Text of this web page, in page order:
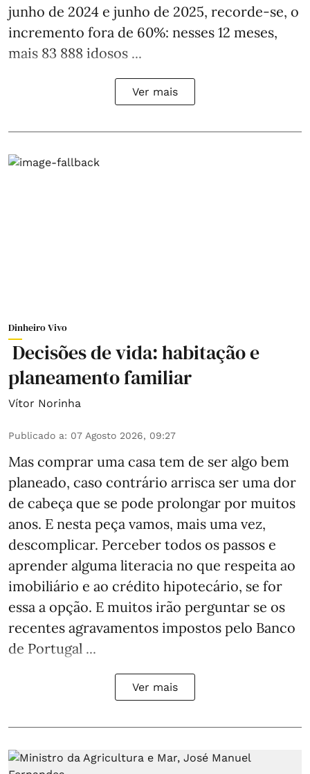
junho de 2024 e junho de 2025, recorde-se, o
incremento fora de 60%: nesses 12 meses,
mais 83 888 idosos ...
Ver mais
Dinheiro Vivo
Decisões de vida: habitação e
planeamento familiar
Vítor Norinha
Publicado a: 07 Agosto 2026, 09:27
Mas comprar uma casa tem de ser algo bem
planeado, caso contrário arrisca ser uma dor
de cabeça que se pode prolongar por muitos
anos. E nesta peça vamos, mais uma vez,
descomplicar. Perceber todos os passos e
aprender alguma literacia no que respeita ao
imobiliário e ao crédito hipotecário, se for
essa a opção. E muitos irão perguntar se os
recentes agravamentos impostos pelo Banco
de Portugal ...
Ver mais